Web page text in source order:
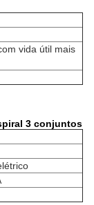
vida útil mais
3 conjuntos